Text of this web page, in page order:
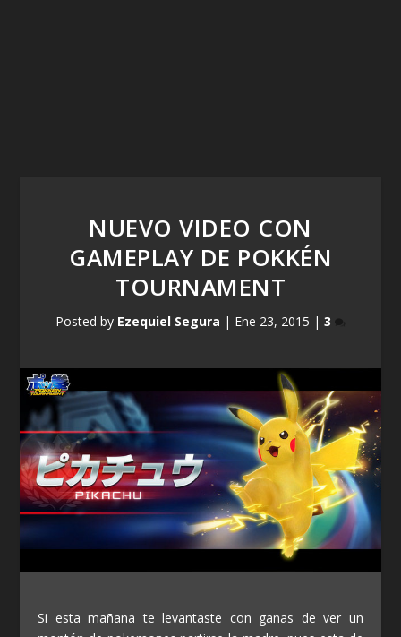
NUEVO VIDEO CON
GAMEPLAY DE POKKÉN
TOURNAMENT
Posted by Ezequiel Segura | Ene 23, 2015 | 3
Si esta mañana te levantaste con ganas de ver un